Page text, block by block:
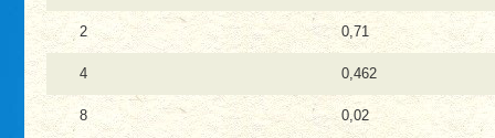
2 0,71
4 0,462
8 0,02